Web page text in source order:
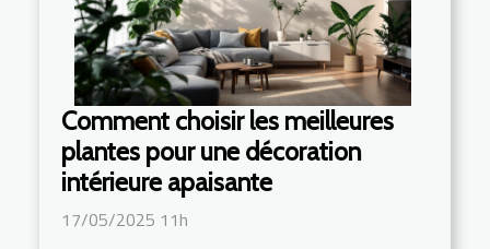
Comment choisir les meilleures
plantes pour une décoration
intérieure apaisante
17/05/2025 11h